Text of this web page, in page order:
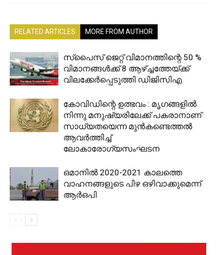
RELATED ARTICLES MORE FROM AUTHOR
സ്‌പൈസ് ജെറ്റ് വിമാനത്തിന്റെ 50 %
വിമാനങ്ങൾക്ക് 8 ആഴ്ച്ചത്തേയ്ക്ക്
വിലക്കേർപ്പെടുത്തി ഡിജിസിഎ
കോവിഡിന്റെ ഉത്ഭവം : മൃഗങ്ങളിൽ
നിന്നു മനുഷ്യരിലേക്ക് പകരാനാണ്
സാധ്യതയെന്ന മുൻകണ്ടെത്തൽ
ആവർത്തിച്ച്
ലോകാരോഗ്യസംഘടന
ഒമാനിൽ 2020-2021 കാലത്തെ
വാഹനങ്ങളുടെ പിഴ ഒഴിവാക്കുമെന്ന്
ആര്‍ഒപി